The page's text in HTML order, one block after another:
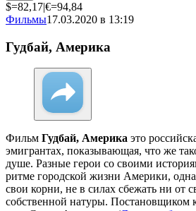
$=82,17|€=94,84
Фильмы17.03.2020 в 13:19
Гудбай, Америка
Фильм Гудбай, Америка это
эмигрантах, показывающая, что же
душе. Разные герои со своими
ритме городской жизни Америки,
свои корни, не в силах сбежать ни от
собственной натуры. Постановщиком